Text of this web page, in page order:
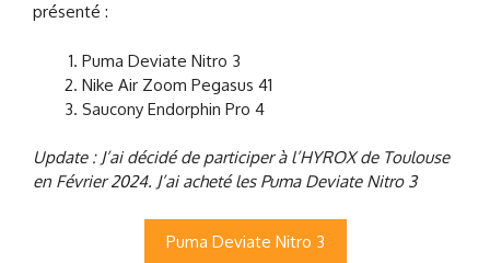
présenté :
Puma Deviate Nitro 3
Nike Air Zoom Pegasus 41
Saucony Endorphin Pro 4
Update : J’ai décidé de participer à l’HYROX de Toulouse
en Février 2024. J’ai acheté les Puma Deviate Nitro 3
Puma Deviate Nitro 3